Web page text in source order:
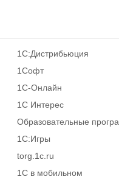
1С:Дистрибьюция
1Софт
1С-Онлайн
1С Интерес
Образовательные
1С:Игры
torg.1c.ru
1С в мобильном